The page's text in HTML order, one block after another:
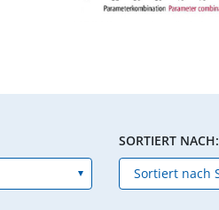
SORTIERT NACH: